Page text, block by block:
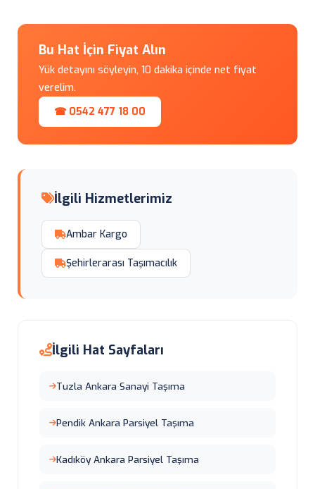
Bu Hat İçin Fiyat Alın
Yük detayını söyleyin, 10 dakika içinde net fiyat
verelim.
☎ 0542 477 18 00
İlgili Hizmetlerimiz
Ambar Kargo
Şehirlerarası Taşımacılık
İlgili Hat Sayfaları
Tuzla Ankara Sanayi Taşıma
Pendik Ankara Parsiyel Taşıma
Kadıköy Ankara Parsiyel Taşıma